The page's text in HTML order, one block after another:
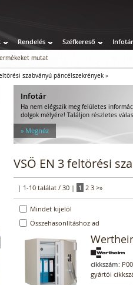
Rendelés Széfkereső Infotár
mutat
szabványú páncélszekrények »
Infotár
Ha nem elégszik meg felületes
dolgok mélyére! Találjon részletes
» Megnéz
VSÖ EN 3 feltörési
| 1-10 találat / 30 | 1 2 3 >»
Mindet kijelöl
Összehasonlításhoz ad
cikkszám:
gyártói